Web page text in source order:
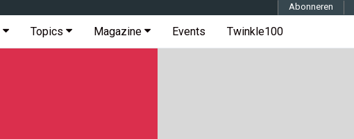
Topics Magazine Events Twinkle100
Abonneren